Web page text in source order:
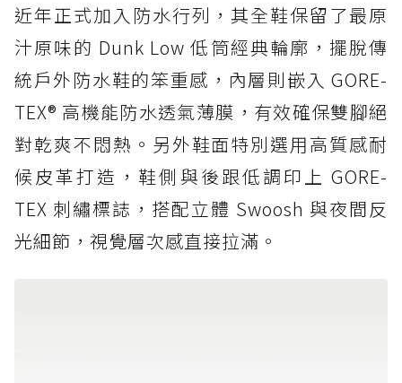
近年正式加入防水行列，其全鞋保留了最原
汁原味的 Dunk Low 低筒經典輪廓，擺脫傳
統戶外防水鞋的笨重感，內層則嵌入 GORE-
TEX® 高機能防水透氣薄膜，有效確保雙腳絕
對乾爽不悶熱。另外鞋面特別選用高質感耐
候皮革打造，鞋側與後跟低調印上 GORE-
TEX 刺繡標誌，搭配立體 Swoosh 與夜間反
光細節，視覺層次感直接拉滿。